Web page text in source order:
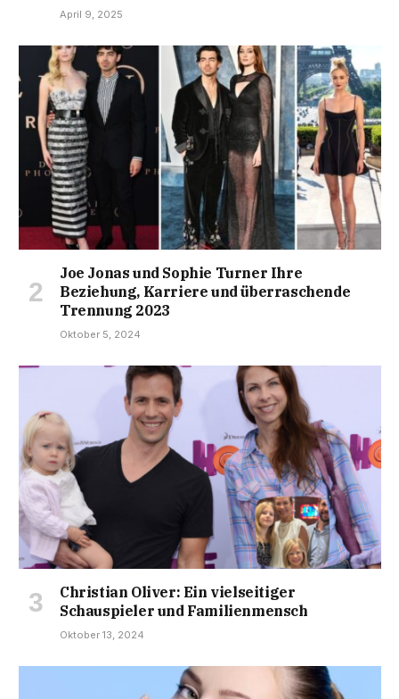
April 9, 2025
Joe Jonas und Sophie Turner Ihre
Beziehung, Karriere und überraschende
Trennung 2023
Oktober 5, 2024
Christian Oliver: Ein vielseitiger
Schauspieler und Familienmensch
Oktober 13, 2024